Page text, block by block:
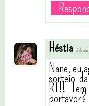
Héstia 6 de
Nane, eu
sorteio
RT!!
porfavor?